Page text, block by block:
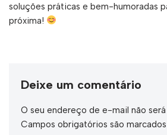
soluções práticas e bem-humoradas
próxima!
Deixe um comentário
O seu endereço de e-mail não será
Campos obrigatórios são